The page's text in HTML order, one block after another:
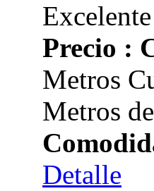
Precio :
Metros
Metros
Detalle